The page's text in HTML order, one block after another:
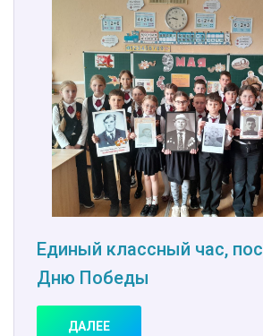
Единый классный час,
Дню Победы
ДАЛЕЕ